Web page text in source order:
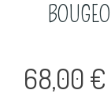
68,00 €